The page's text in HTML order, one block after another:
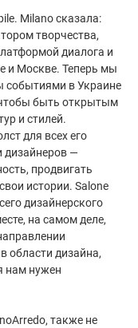
Milano сказала:
творчества,
диалога и
и Москве. Теперь мы
событиями в Украине
быть открытым
и стилей.
для всех его
дизайнеров —
продвигать
истории. Salone
дизайнерского
на самом деле,
области дизайна,
нам нужен
также не